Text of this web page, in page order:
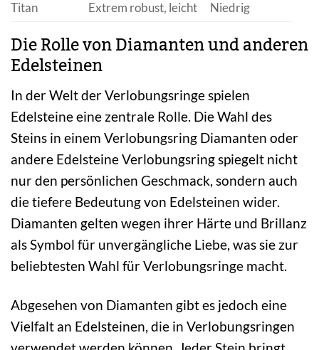
Titan Extrem robust, leicht Niedrig
Die Rolle von Diamanten und anderen
Edelsteinen
In der Welt der Verlobungsringe spielen
Edelsteine eine zentrale Rolle. Die Wahl des
Steins in einem Verlobungsring Diamanten oder
andere Edelsteine Verlobungsring spiegelt nicht
nur den persönlichen Geschmack, sondern auch
die tiefere Bedeutung von Edelsteinen wider.
Diamanten gelten wegen ihrer Härte und Brillanz
als Symbol für unvergängliche Liebe, was sie zur
beliebtesten Wahl für Verlobungsringe macht.
Abgesehen von Diamanten gibt es jedoch eine
Vielfalt an Edelsteinen, die in Verlobungsringen